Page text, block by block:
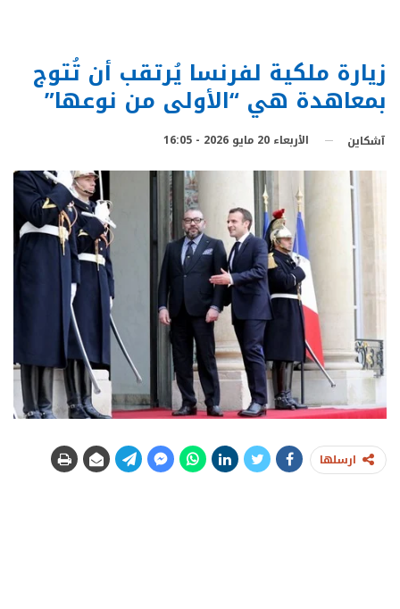
زيارة ملكية لفرنسا يُرتقب أن تُتوج
بمعاهدة هي “الأولى من نوعها”
آشكاين الأربعاء 20 مايو 2026 - 16:05
ارسلها